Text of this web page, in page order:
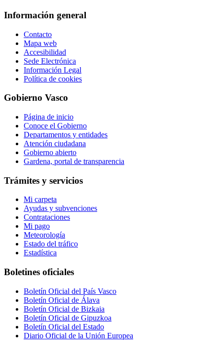
Información general
Contacto
Mapa web
Accesibilidad
Sede Electrónica
Información Legal
Política de cookies
Gobierno Vasco
Página de inicio
Conoce el Gobierno
Departamentos y entidades
Atención ciudadana
Gobierno abierto
Gardena, portal de transparencia
Trámites y servicios
Mi carpeta
Ayudas y subvenciones
Contrataciones
Mi pago
Meteorología
Estado del tráfico
Estadística
Boletines oficiales
Boletín Oficial del País Vasco
Boletín Oficial de Álava
Boletín Oficial de Bizkaia
Boletín Oficial de Gipuzkoa
Boletín Oficial del Estado
Diario Oficial de la Unión Europea